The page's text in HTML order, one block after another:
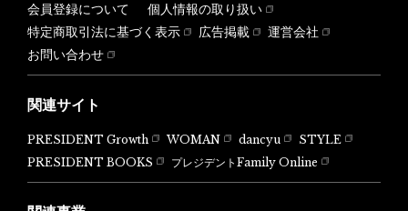
会員登録について
個人情報の取り扱い
特定商取引法に基づく表示
広告掲載
運営会社
お問い合わせ
関連サイト
PRESIDENT Growth WOMAN dancyu
STYLE
PRESIDENT BOOKS
プレジデントFamily Online